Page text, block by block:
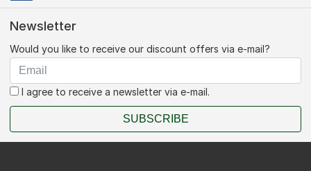
Newsletter
Would you like to receive our discount offers via e-mail?
I agree to receive a newsletter via e-mail.
SUBSCRIBE